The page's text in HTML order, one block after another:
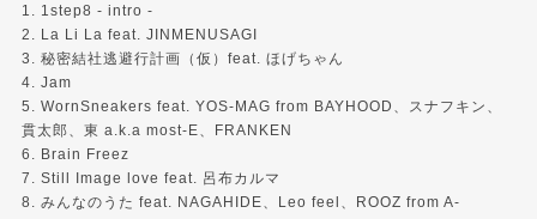
1. 1step8 - intro -
2. La Li La feat. JINMENUSAGI
3. 秘密結社逃避行計画（仮）feat. ほげちゃん
4. Jam
5. WornSneakers feat. YOS-MAG from BAYHOOD、スナフキン、
貫太郎、東 a.k.a most-E、FRANKEN
6. Brain Freez
7. Still Image love feat. 呂布カルマ
8. みんなのうた feat. NAGAHIDE、Leo feel、ROOZ from A-